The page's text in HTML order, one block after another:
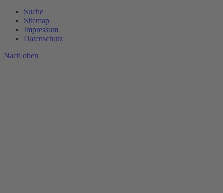
Suche
Sitemap
Impressum
Datenschutz
Nach oben